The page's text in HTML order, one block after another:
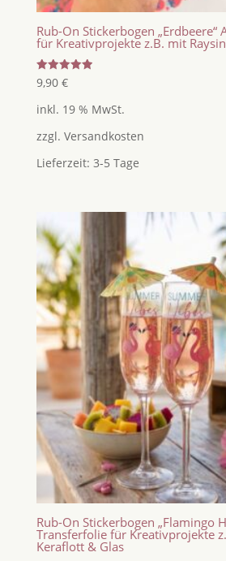
Rub-On Stickerbogen „Erdbeere“
für Kreativprojekte z.B. mit
Bewertet
mit
von 5
9,90 €
inkl. 19 % MwSt.
zzgl. Versandkosten
Lieferzeit: 3-5 Tage
Rub-On Stickerbogen „Flamingo
Transferfolie für Kreativprojekte
Keraflott & Glas